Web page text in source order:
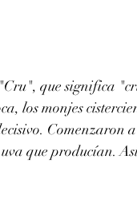
que significa
los monjes
Comenzaron
que producían.